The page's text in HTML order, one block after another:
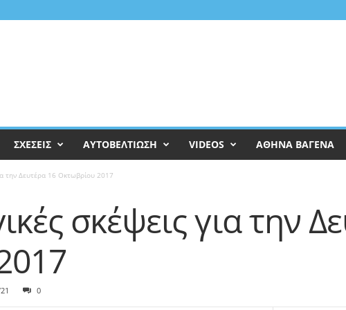
ΣΧΕΣΕΙΣ ΑΥΤΟΒΕΛΤΙΩΣΗ VIDEOS ΑΘΗΝΑ ΒΑΓΕΝΑ
την Δευτέρα 16 Οκτωβρίου 2017
σκέψεις για την
0